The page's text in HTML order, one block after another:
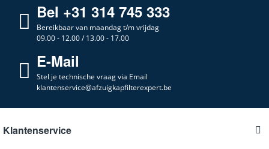
Bel +31 314 745 333
Bereikbaar van maandag t/m vrijdag
09.00 - 12.00 / 13.00 - 17.00
E-Mail
Stel je technische vraag via Email
klantenservice@afzuigkapfilterexpert.be
Klantenservice